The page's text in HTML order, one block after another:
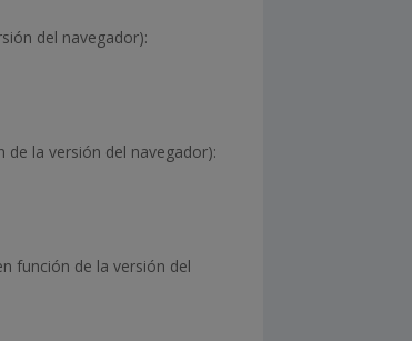
del navegador):
de la versión del navegador):
función de la versión del